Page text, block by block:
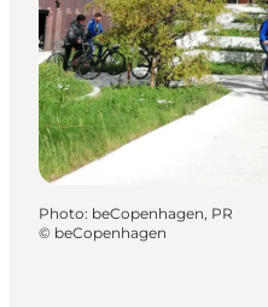
Photo: beCopenhagen, PR
© beCopenhagen